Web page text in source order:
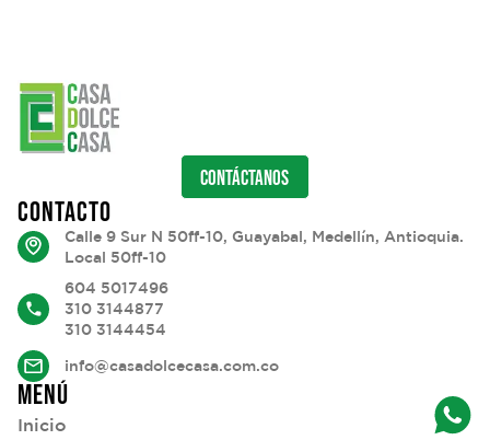
CONTÁCTANOS
CONTACTO
Calle 9 Sur N 50ff-10, Guayabal, Medellín, Antioquia.
Local 50ff-10
604 5017496
310 3144877
310 3144454
info@casadolcecasa.com.co
MENÚ
Inicio